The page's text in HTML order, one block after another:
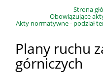
Strona
Obowiązujące
Akty normatywne - podział
Plany ruchu
górniczych